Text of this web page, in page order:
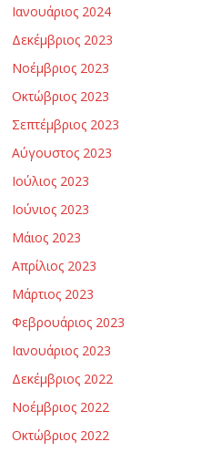
χ
ν
ο
λ
ο
γ
ί
α
ς
Ιανουάριος 2024
Δεκέμβριος 2023
Νοέμβριος 2023
Οκτώβριος 2023
Σεπτέμβριος 2023
Αύγουστος 2023
Ιούλιος 2023
Ιούνιος 2023
Μάιος 2023
Απρίλιος 2023
Μάρτιος 2023
Φεβρουάριος 2023
Ιανουάριος 2023
Δεκέμβριος 2022
Νοέμβριος 2022
Οκτώβριος 2022